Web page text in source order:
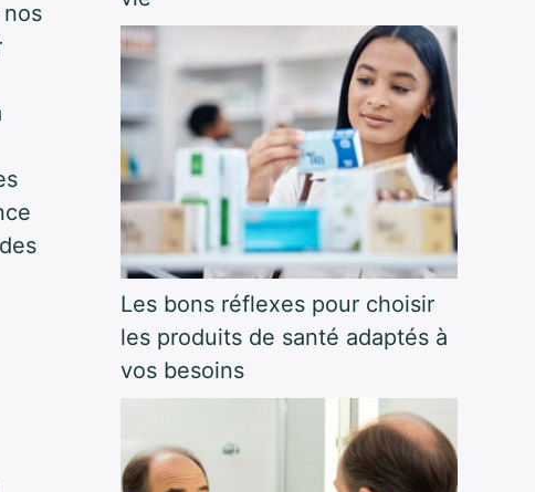
Les bons réflexes pour choisir
les produits de santé adaptés à
vos besoins